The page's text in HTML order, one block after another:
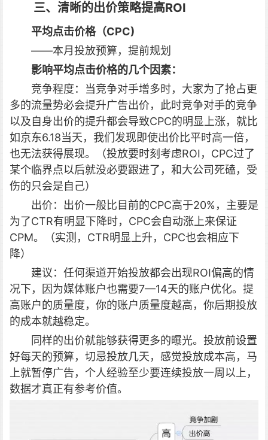
三、清晰的出价策略提高ROI
平均点击价格（CPC)
——本月投放预算，提前规划
影响平均点击价格的几个因素：
竞争程度：当竞争对手增多时，大家为了抢占更
多的流量势必会提升广告出价，此时竞争对手的竞争
以及自身出价的提升都会导致CPC的明显上涨，就比
如京东6.18当天，我们发现即使出价比平时高一倍，
也无法获得展现。（投放要时刻考虑ROI，CPC过了
某个临界点以后就没必要跟进了，和大公司死磕，受
伤的只会是自己）
出价：出价一般比目前的CPC高于20%，主要是
为了CTR有明显下降时，CPC会自动涨上来保证
CPM。（实测，CTR明显上升，CPC也会相应下
降）
建议：任何渠道开始投放都会出现ROI偏高的情
况下，因为媒体账户也需要7—14天的账户优化。提
高账户的质量度，你的账户质量度越高，你后期投放
的成本就越稳定。
同样的出价就能够获得更多的曝光。投放前设置
好每天的预算，切忌投放几天，感觉投放成本高，马
上就暂停广告，个人经验至少要连续投放一周以上，
数据才真正有参考价值。